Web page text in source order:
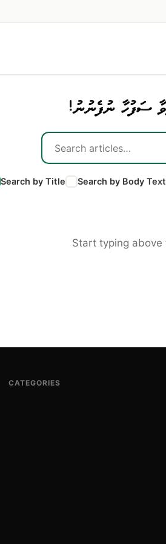
ސަފުހާ ނުފެނުނު!
Search by Title Search by Body Text
Start typing above
CATEGORIES